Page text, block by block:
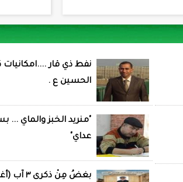
نفط ذي قار
الحسين ع .
"منريد الخبز والماي ...
عداي"
بغضُ مِنْ ذكرى ٣ آب (أغسطس) ٢٠٢٦